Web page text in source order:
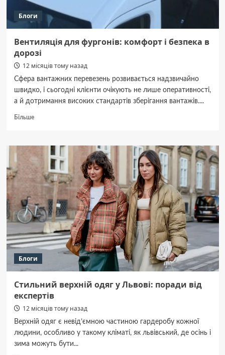
Блоги
Вентиляція для фургонів: комфорт і безпека в
дорозі
12 місяців тому назад
Сфера вантажних перевезень розвивається надзвичайно
швидко, і сьогодні клієнти очікують не лише оперативності,
а й дотримання високих стандартів зберігання вантажів....
БільшеДокладніше
для
фургонів:
комфорт
і
безпека
дорозі
Блоги
Стильний верхній одяг у Львові: поради від
експертів
12 місяців тому назад
Верхній одяг є невід’ємною частиною гардеробу кожної
людини, особливо у такому кліматі, як львівський, де осінь і
зима можуть бути...